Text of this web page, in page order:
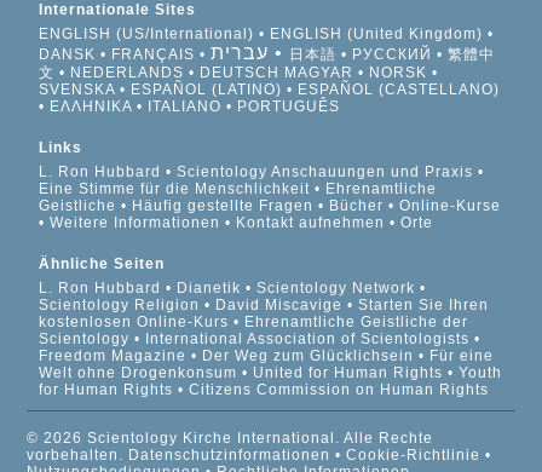
Internationale Sites
ENGLISH (US/International)
ENGLISH (United Kingdom)
DANSK
FRANÇAIS עברית 日本語 РУССКИЙ
繁體中
文
NEDERLANDS DEUTSCH MAGYAR
NORSK
SVENSKA
ESPAÑOL (LATINO)
ESPAÑOL (CASTELLANO)
ΕΛΛΗΝΙΚA
ITALIANO PORTUGUÊS
Links
L. Ron Hubbard
Scientology Anschauungen und Praxis
Eine Stimme für die Menschlichkeit
Ehrenamtliche
Geistliche
Häufig gestellte Fragen Bücher
Online-Kurse
Weitere Informationen
Kontakt aufnehmen Orte
Ähnliche Seiten
L. Ron Hubbard
Dianetik
Scientology Network
Scientology Religion
David Miscavige
Starten Sie Ihren
kostenlosen Online-Kurs
Ehrenamtliche Geistliche der
Scientology
International Association of Scientologists
Freedom Magazine
Der Weg zum Glücklichsein
Für eine
Welt ohne Drogenkonsum
United for Human Rights
Youth
for Human Rights
Citizens Commission on Human Rights
© 2026 Scientology Kirche International. Alle Rechte
vorbehalten. Datenschutzinformationen •Cookie-Richtlinie •